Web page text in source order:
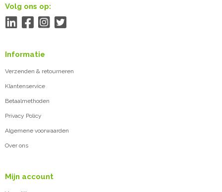
Volg ons op:
Informatie
Verzenden & retourneren
Klantenservice
Betaalmethoden
Privacy Policy
Algemene voorwaarden
Over ons
Mijn account